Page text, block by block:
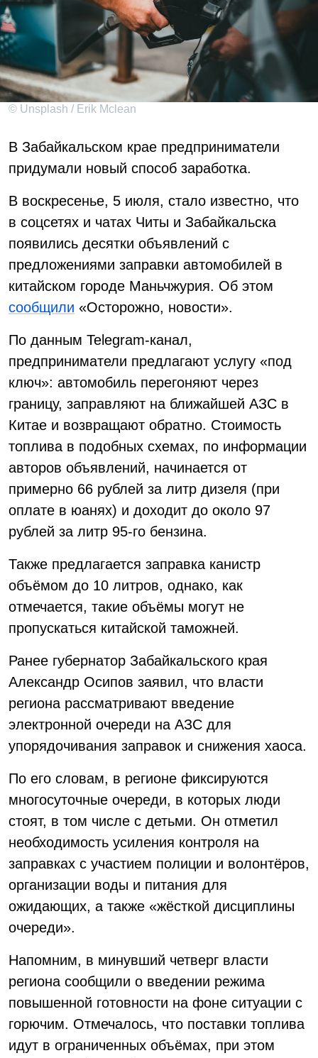
© Unsplash / Erik Mclean
В Забайкальском крае предприниматели
придумали новый способ заработка.
В воскресенье, 5 июля, стало известно, что
в соцсетях и чатах Читы и Забайкальска
появились десятки объявлений с
предложениями заправки автомобилей в
китайском городе Маньчжурия. Об этом
сообщили «Осторожно, новости».
По данным Telegram-канал,
предприниматели предлагают услугу «под
ключ»: автомобиль перегоняют через
границу, заправляют на ближайшей АЗС в
Китае и возвращают обратно. Стоимость
топлива в подобных схемах, по информации
авторов объявлений, начинается от
примерно 66 рублей за литр дизеля (при
оплате в юанях) и доходит до около 97
рублей за литр 95-го бензина.
Также предлагается заправка канистр
объёмом до 10 литров, однако, как
отмечается, такие объёмы могут не
пропускаться китайской таможней.
Ранее губернатор Забайкальского края
Александр Осипов заявил, что власти
региона рассматривают введение
электронной очереди на АЗС для
упорядочивания заправок и снижения хаоса.
По его словам, в регионе фиксируются
многосуточные очереди, в которых люди
стоят, в том числе с детьми. Он отметил
необходимость усиления контроля на
заправках с участием полиции и волонтёров,
организации воды и питания для
ожидающих, а также «жёсткой дисциплины
очереди».
Напомним, в минувший четверг власти
региона сообщили о введении режима
повышенной готовности на фоне ситуации с
горючим. Отмечалось, что поставки топлива
идут в ограниченных объёмах, при этом